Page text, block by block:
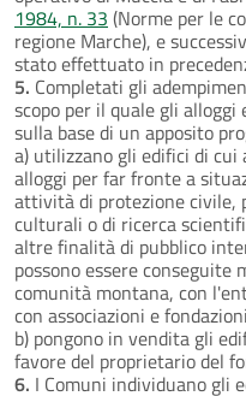
1984, n. 33 (Norme per le
regione Marche), e
stato effettuato in
5. Completati gli
scopo per il quale gli
sulla base di un apposito
a) utilizzano gli edifici di cui
alloggi per far fronte a
attività di protezione
culturali o di ricerca
altre finalità di pubblico
possono essere conseguite
comunità montana, con
con associazioni e
b) pongono in vendita gli
favore del proprietario del
6. I Comuni individuano gli